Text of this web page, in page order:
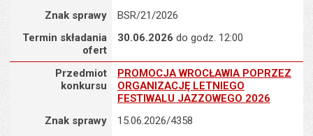
Znak sprawy
BSR/21/2026
Termin składania
ofert
30.06.2026 do godz. 12:00
Przedmiot konkursu : PROMOCJA WROCŁAWIA POPRZEZ
Przedmiot
konkursu
PROMOCJA WROCŁAWIA POPRZEZ
ORGANIZACJĘ LETNIEGO
FESTIWALU JAZZOWEGO 2026
Znak sprawy
15.06.2026/4358